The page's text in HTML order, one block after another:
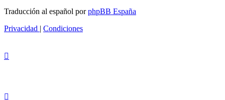
Traducción al español porphpBB España
Privacidad | Condiciones